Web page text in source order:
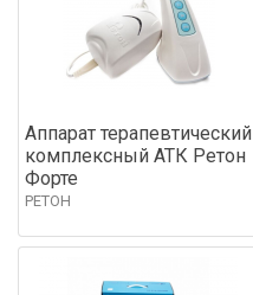
Аппарат терапевтический
комплексный АТК Ретон
Форте
РЕТОН